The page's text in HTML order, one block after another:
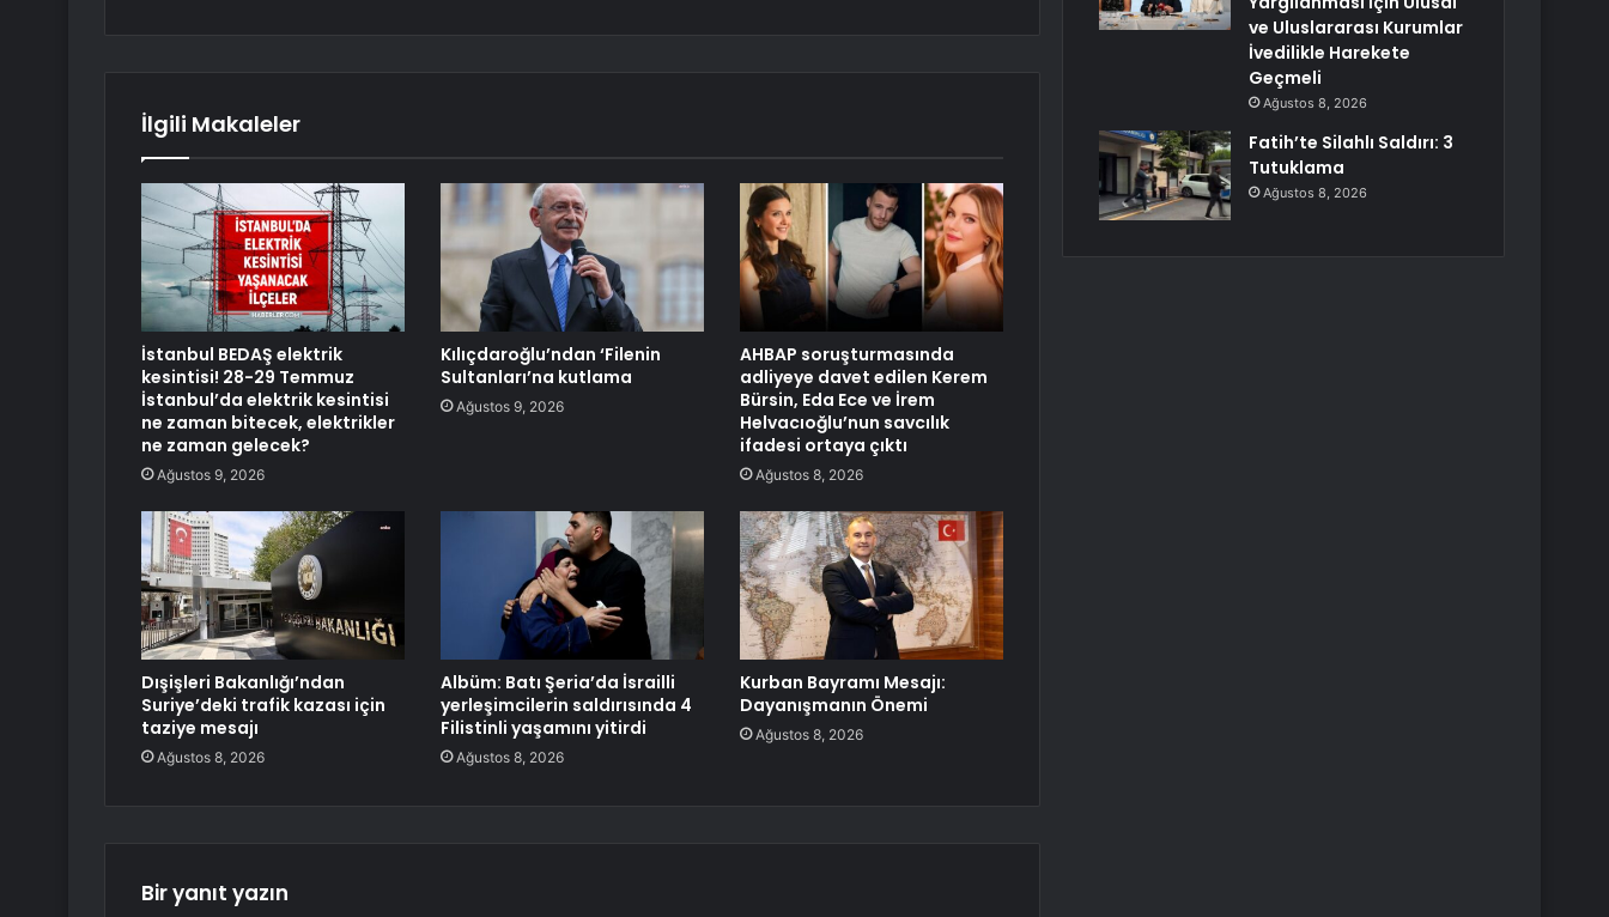
İlgili Makaleler
İstanbul BEDAŞ elektrik
kesintisi! 28-29 Temmuz
İstanbul’da elektrik kesintisi
ne zaman bitecek, elektrikler
ne zaman gelecek?
Ağustos 9, 2026
Kılıçdaroğlu’ndan ‘Filenin
Sultanları’na kutlama
Ağustos 9, 2026
AHBAP soruşturmasında
adliyeye davet edilen Kerem
Bürsin, Eda Ece ve İrem
Helvacıoğlu’nun savcılık
ifadesi ortaya çıktı
Ağustos 8, 2026
Dışişleri Bakanlığı’ndan
Suriye’deki trafik kazası için
taziye mesajı
Ağustos 8, 2026
Albüm: Batı Şeria’da İsrailli
yerleşimcilerin saldırısında 4
Filistinli yaşamını yitirdi
Ağustos 8, 2026
Kurban Bayramı Mesajı:
Dayanışmanın Önemi
Ağustos 8, 2026
Bir yanıt yazın
ve Uluslararası Kurumlar
İvedilikle Harekete
Geçmeli
Ağustos 8, 2026
Fatih’te Silahlı Saldırı: 3
Tutuklama
Ağustos 8, 2026